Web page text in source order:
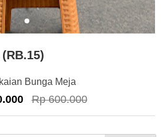
Bunga Meja
Rp 600.000